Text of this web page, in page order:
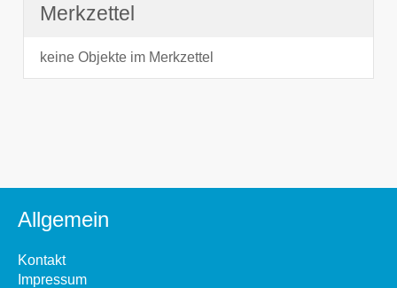
Merkzettel
keine Objekte im Merkzettel
Allgemein
Kontakt
Impressum